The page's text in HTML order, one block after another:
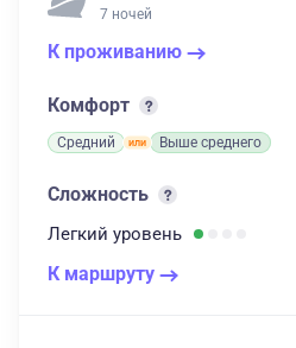
7 ночей
К проживанию
Комфорт
Средний Выше среднего
Сложность
Легкий уровень
К маршруту